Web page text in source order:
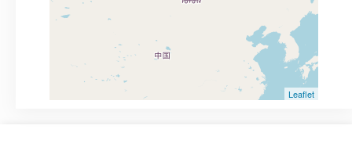
Leaflet